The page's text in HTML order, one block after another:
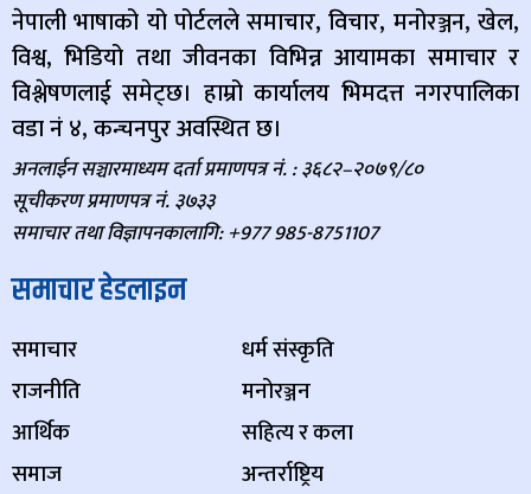
नेपाली भाषाको यो पोर्टलले समाचार, विचार, मनोरञ्जन, खेल,
विश्व, भिडियो तथा जीवनका विभिन्न आयामका समाचार र
विश्लेषणलाई समेट्छ। हाम्रो कार्यालय भिमदत्त नगरपालिका
वडा नं ४, कन्चनपुर अवस्थित छ।
अनलाईन सञ्चारमाध्यम दर्ता प्रमाणपत्र नं. : ३६८२–२०७९/८०
सूचीकरण प्रमाणपत्र नं. ३७३३
समाचार तथा विज्ञापनकालागि: +977 985-8751107
समाचार हेडलाइन
समाचार
राजनीति
आर्थिक
समाज
धर्म संस्कृति
मनोरञ्जन
सहित्य र कला
अन्तर्राष्ट्रिय